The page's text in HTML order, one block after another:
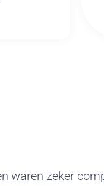
karakter